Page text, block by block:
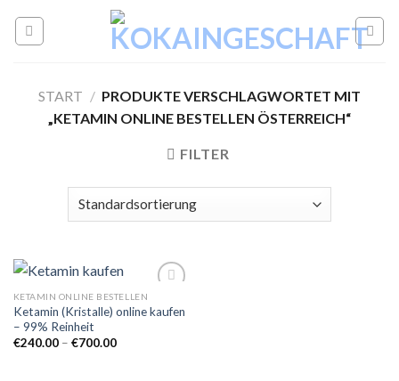
START / PRODUKTE VERSCHLAGWORTET MIT
„KETAMIN ONLINE BESTELLEN ÖSTERREICH“
FILTER
KETAMIN ONLINE BESTELLEN
Ketamin (Kristalle) online kaufen
– 99% Reinheit
€240.00 – €700.00Preisspanne: